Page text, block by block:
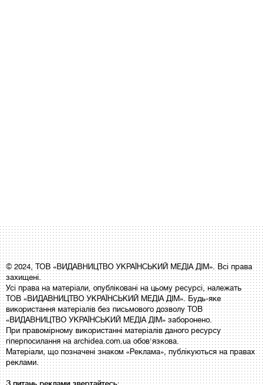
© 2024, ТОВ «ВИДАВНИЦТВО УКРАЇНСЬКИЙ МЕДІА ДІМ». Всі права
захищені.
Усі права на матеріали, опубліковані на цьому ресурсі, належать
ТОВ «ВИДАВНИЦТВО УКРАЇНСЬКИЙ МЕДІА ДІМ». Будь-яке
використання матеріалів без письмового дозволу ТОВ
«ВИДАВНИЦТВО УКРАЇНСЬКИЙ МЕДІА ДІМ» заборонено.
При правомірному використанні матеріалів даного ресурсу
гіперпосилання на archidea.com.ua обов'язкова.
Матеріали, що позначені знаком «Реклама», публікуються на правах
реклами.